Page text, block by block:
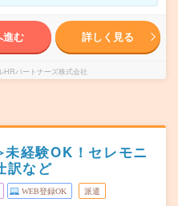
進む 詳しく見る
HRパートナーズ株式会社
経験OK！セレモニ
訳など
WEB登録OK 派遣